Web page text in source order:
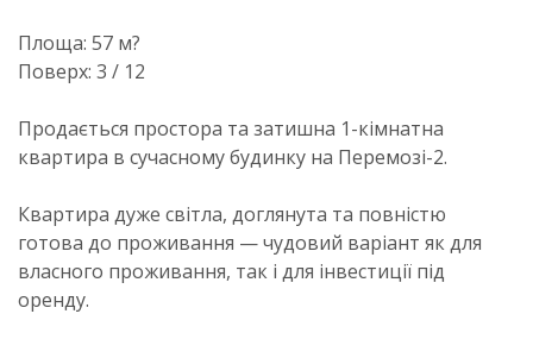
Площа: 57 м?
Поверх: 3 / 12
Продається простора та затишна 1-кімнатна
квартира в сучасному будинку на Перемозі-2.
Квартира дуже світла, доглянута та повністю
готова до проживання — чудовий варіант як для
власного проживання, так і для інвестиції під
оренду.